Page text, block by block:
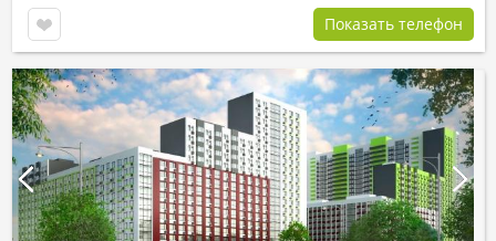
Показать телефон